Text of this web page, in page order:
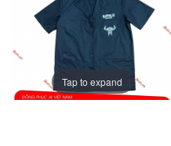
Tap to expand